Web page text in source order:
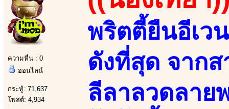
ความหื่น : 0
ออนไลน์
กระทู้: 71,637
โพสต์: 4,934
พริตตี้ยืนอีเว
ดังที่สุด จาก
ลีลาลวดลาย